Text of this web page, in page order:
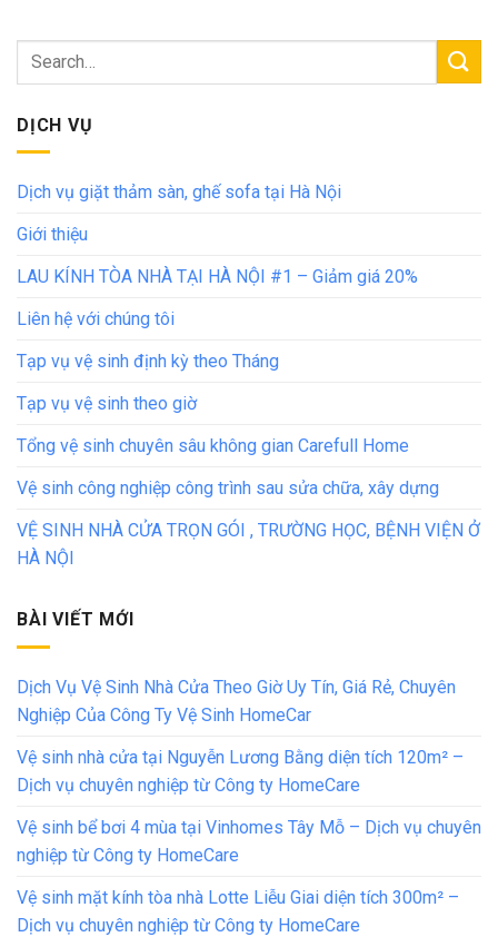
DỊCH VỤ
Dịch vụ giặt thảm sàn, ghế sofa tại Hà Nội
Giới thiệu
LAU KÍNH TÒA NHÀ TẠI HÀ NỘI #1 – Giảm giá 20%
Liên hệ với chúng tôi
Tạp vụ vệ sinh định kỳ theo Tháng
Tạp vụ vệ sinh theo giờ
Tổng vệ sinh chuyên sâu không gian Carefull Home
Vệ sinh công nghiệp công trình sau sửa chữa, xây dựng
VỆ SINH NHÀ CỬA TRỌN GÓI , TRƯỜNG HỌC, BỆNH VIỆN Ở
HÀ NỘI
BÀI VIẾT MỚI
Dịch Vụ Vệ Sinh Nhà Cửa Theo Giờ Uy Tín, Giá Rẻ, Chuyên
Nghiệp Của Công Ty Vệ Sinh HomeCar
Vệ sinh nhà cửa tại Nguyễn Lương Bằng diện tích 120m² –
Dịch vụ chuyên nghiệp từ Công ty HomeCare
Vệ sinh bể bơi 4 mùa tại Vinhomes Tây Mỗ – Dịch vụ chuyên
nghiệp từ Công ty HomeCare
Vệ sinh mặt kính tòa nhà Lotte Liễu Giai diện tích 300m² –
Dịch vụ chuyên nghiệp từ Công ty HomeCare